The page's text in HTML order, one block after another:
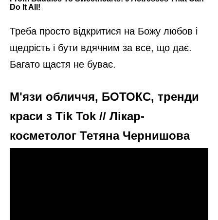
Треба просто відкритися на Божу любов і
щедрість і бути вдячним за все, що дає.
Багато щастя не буває.
М'язи обличчя, БОТОКС, тренди
краси з Tik Tok // Лікар-
косметолог Тетяна Чернишова